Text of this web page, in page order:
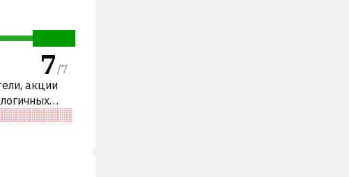
7 /7
акции
по